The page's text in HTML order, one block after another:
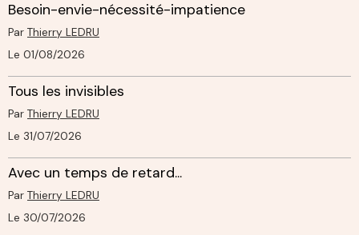
Besoin-envie-nécessité-impatience
Par Thierry LEDRU
Le 01/08/2026
Tous les invisibles
Par Thierry LEDRU
Le 31/07/2026
Avec un temps de retard...
Par Thierry LEDRU
Le 30/07/2026